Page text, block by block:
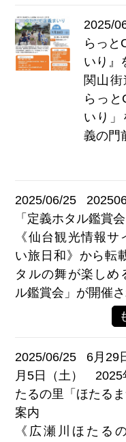
2025/
らっと
いり』
関山
らっと
いり」
義の門
2025/06/25
「定義ホタル鑑賞会
《仙台観光情報
い旅日和》から転
タルの舞が楽しめ
ル鑑賞会」が開催
2025/06/25
6月29
月5日（土） 2025
たるの里「ほたる
案内
《広瀬川ほたる